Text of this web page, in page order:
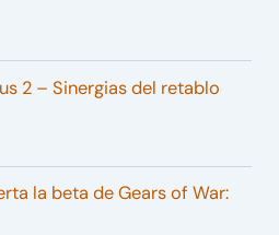
2 – Sinergias del retablo
la beta de Gears of War: